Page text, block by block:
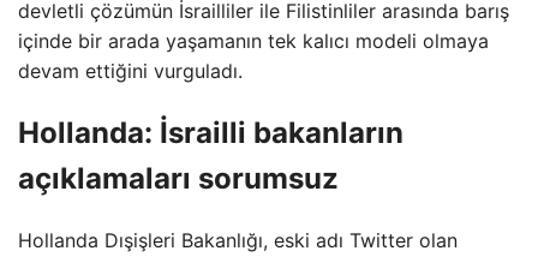
devletli çözümün İsrailliler ile Filistinliler arasında barış
içinde bir arada yaşamanın tek kalıcı modeli olmaya
devam ettiğini vurguladı.
Hollanda: İsrailli bakanların
açıklamaları sorumsuz
Hollanda Dışişleri Bakanlığı, eski adı Twitter olan